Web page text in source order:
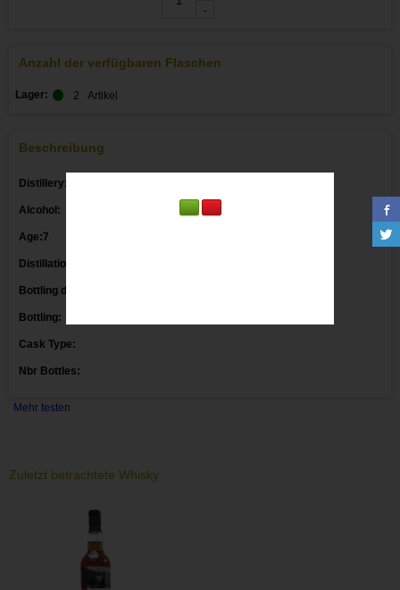
-
Anzahl der verfügbaren Flaschen
Lager: 2 Artikel
Beschreibung
Distillery:
Alcohol: 49.9°
Age:7
Distillation date:
Bottling date:
Bottling:
Cask Type:
Nbr Bottles:
Mehr testen
Zuletzt betrachtete Whisky